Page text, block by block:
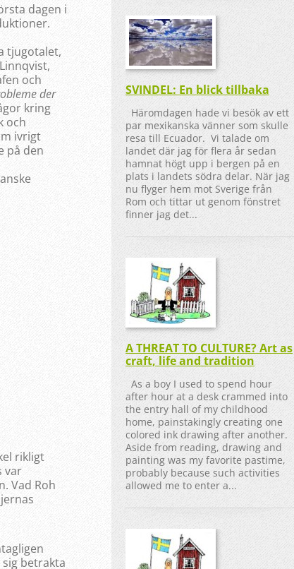
dagen i
tjugotalet,
och
der
kring
och
ivrigt
på den
rikligt
var
Vad Roh
betrakta
SVINDEL: En blick tillbaka
Häromdagen hade vi besök av ett
par mexikanska vänner som skulle
resa till Ecuador. Vi talade om
landet där jag för flera år sedan
hamnat högt upp i bergen på en
plats i landets södra delar. När jag
nu flyger hem mot Sverige från
Rom och tittar ut genom fönstret
finner jag det...
A THREAT TO CULTURE? Art as
craft, life and tradition
As a boy I used to spend hour
after hour at a desk crammed into
the entry hall of my childhood
home, painstakingly creating one
colored ink drawing after another.
Aside from reading, drawing and
painting was my favorite pastime,
probably because such activities
allowed me to enter a...